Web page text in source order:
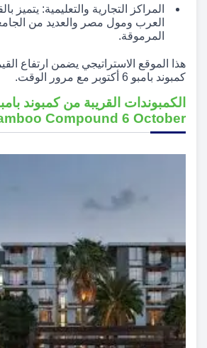
المراكز التجارية والتعليمية:
العرب ومول مصر والعديد من
المرموقة.
هذا الموقع الاستراتيجي يضمن ارتفاع
كمبوند بامبو 6 أكتوبر مع مرور الوقت.
Compound 6 October: